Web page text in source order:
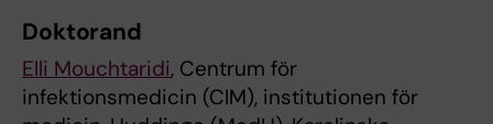
Doktorand
Elli Mouchtaridi, Centrum för
infektionsmedicin (CIM), institutionen för